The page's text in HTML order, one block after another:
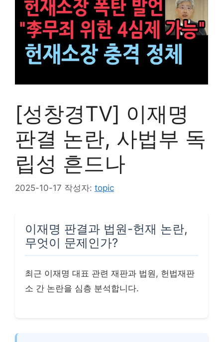
[성창경TV] 이재명
판결 논란, 사법부 독
립성 흔드나
2025-10-17 작성자: topic
이재명 판결과 법원-헌재 논란,
무엇이 문제인가?
최근 이재명 대표 관련 재판과 법원, 헌법재판
소 간 논란을 심층 분석합니다.